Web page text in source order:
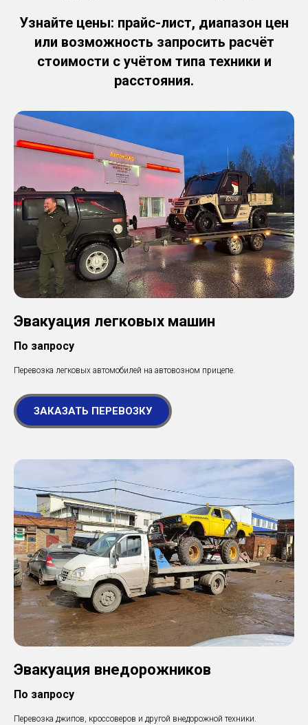
Узнайте цены: прайс-лист, диапазон цен
или возможность запросить расчёт
стоимости с учётом типа техники и
расстояния.
Эвакуация легковых машин
По запросу
Перевозка легковых автомобилей на автовозном прицепе.
ЗАКАЗАТЬ ПЕРЕВОЗКУ
Эвакуация внедорожников
По запросу
Перевозка джипов, кроссоверов и другой внедорожной техники.